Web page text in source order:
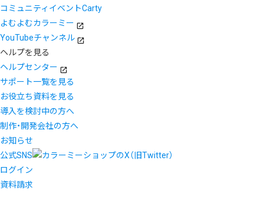
コミュニティイベントCarty
よむよむカラーミー
YouTubeチャンネル
ヘルプを見る
ヘルプセンター
サポート一覧を見る
お役立ち資料を見る
導入を検討中の方へ
制作・開発会社の方へ
お知らせ
公式SNS
ログイン
資料請求